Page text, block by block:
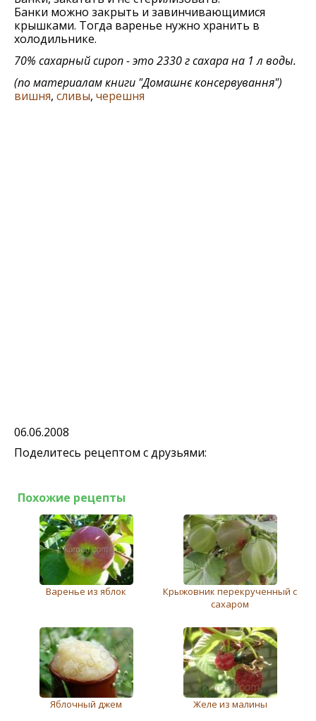
Банки можно закрыть и завинчивающимися
крышками. Тогда варенье нужно хранить в
холодильнике.
70% сахарный сироп - это 2330 г сахара на 1 л воды.
(по материалам книги "Домашнє консервування")
вишня, сливы, черешня
06.06.2008
Поделитесь рецептом с друзьями:
Похожие рецепты
Варенье из яблок
Крыжовник перекрученный с
сахаром
Яблочный джем Желе из малины